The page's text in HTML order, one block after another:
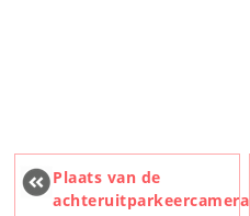
Plaats van de
achteruitparkeercamera